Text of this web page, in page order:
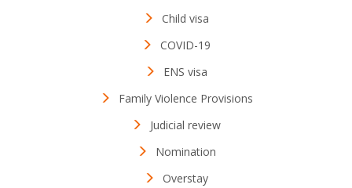
Child visa
COVID-19
ENS visa
Family Violence Provisions
Judicial review
Nomination
Overstay